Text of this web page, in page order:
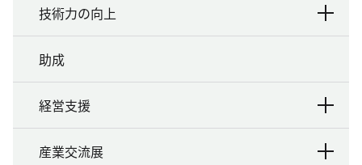
技術力の向上
助成
経営支援
産業交流展